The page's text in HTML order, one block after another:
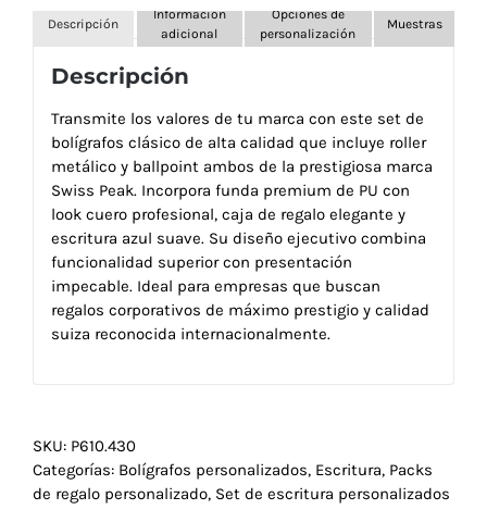
Descripción
Información
adicional
Opciones de
personalización
Muestras
Descripción
Transmite los valores de tu marca con este set de
bolígrafos clásico de alta calidad que incluye roller
metálico y ballpoint ambos de la prestigiosa marca
Swiss Peak. Incorpora funda premium de PU con
look cuero profesional, caja de regalo elegante y
escritura azul suave. Su diseño ejecutivo combina
funcionalidad superior con presentación
impecable. Ideal para empresas que buscan
regalos corporativos de máximo prestigio y calidad
suiza reconocida internacionalmente.
SKU: P610.430
Categorías: Bolígrafos personalizados, Escritura, Packs
de regalo personalizado, Set de escritura personalizados